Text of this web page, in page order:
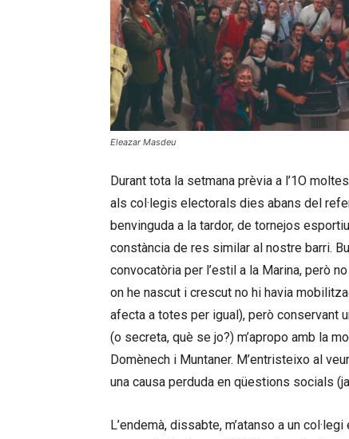
Eleazar Masdeu
Durant tota la setmana prèvia a l’1O
als col·legis electorals dies abans del
benvinguda a la tardor, de tornejos
constància de res similar al nostre barri.
convocatòria per l’estil a la Marina, però
on he nascut i crescut no hi havia
afecta a totes per igual), però conservant
(o secreta, què se jo?) m’apropo amb la
Domènech i Muntaner. M’entristeixo al
una causa perduda en qüestions socials
L’endemà, dissabte, m’atanso a un